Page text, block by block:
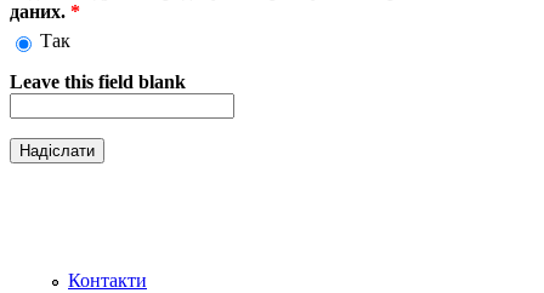
даних. *
Так
Leave this field blank
Контакти